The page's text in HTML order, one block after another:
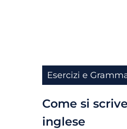
Esercizi e
Come si
inglese